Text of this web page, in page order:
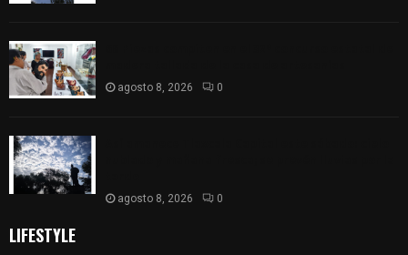
agosto 8, 2026 0
agosto 8, 2026 0
LIFESTYLE